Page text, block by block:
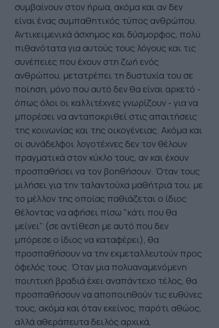
συμβαίνουν στον ήρωα, ακόμα και αν δεν
είναι ένας συμπαθητικός τύπος ανθρώπου.
Αντικειμενικά άσχημος και δύσμορφος, πολύ
πιθανότατα για αυτούς τους λόγους και τις
συνέπειες που έχουν στη ζωή ενός
ανθρώπου, μετατρέπει τη δυστυχία του σε
ποίηση, μόνο που αυτό δεν θα είναι αρκετό -
όπως όλοι οι καλλιτέχνες γνωρίζουν - για να
μπορέσει να ανταποκριθεί στις απαιτήσεις
της κοινωνίας και της οικογένειας. Ακόμα και
οι συνάδελφοι λογοτέχνες δεν τον θέλουν
πραγματικά στον κύκλο τους, αν και έχουν
προσπαθήσει να τον βοηθήσουν. Όταν τους
μιλήσει για την ταλαντούχα μαθήτριά του, με
το μέλλον της οποίας παθιάζεται ο ίδιος
θέλοντας να αφήσει πίσω "κάτι που θα
μείνει" (σε αντίθεση με αυτό που δεν
μπόρεσε ο ίδιος να καταφέρει), θα
προσπαθήσουν να την εκμεταλλευτούν προς
όφελός τους. Όταν μια πολυαναμενόμενη
ποιητική βραδιά έχει αναπάντεχο τέλος, θα
προσπαθήσουν να αποποιηθούν τις ευθύνες
τους, ακόμα και όταν εκείνος, παρότι αθώος,
αλλά αθεράπευτα δειλός αρχικά,